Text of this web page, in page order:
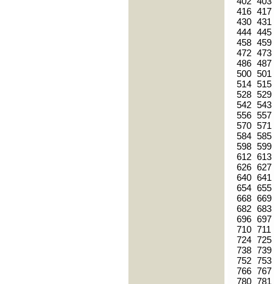
416 417
430 431
444 445
458 459
472 473
486 487
500 501
514 515
528 529
542 543
556 557
570 571
584 585
598 599
612 613
626 627
640 641
654 655
668 669
682 683
696 697
710 711
724 725
738 739
752 753
766 767
780 781